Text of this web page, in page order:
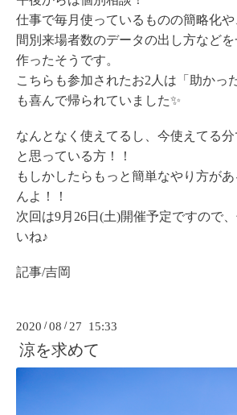
仕事で毎月使っているものの簡略化
間別来場者数のデータの出し方など
作ったそうです。
こちらも参加されたお2人は「助かっ
も喜んで帰られていました✨
なんとなく使えてるし、今使えてる分
と思っている方！！
もしかしたらもっと簡単なやり方が
んよ！！
次回は9月26日(土)開催予定ですので
いね♪
記事/吉岡
2020 /08 / 27 15:33
涼を求めて